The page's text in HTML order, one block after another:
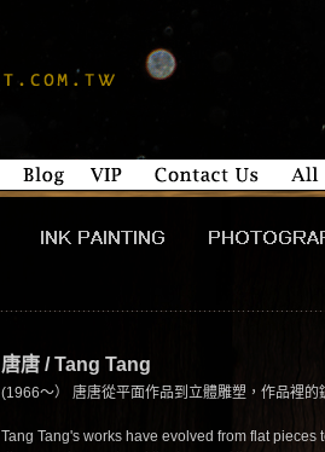
唐唐 / Tang Tang
(1966～） 唐唐從平面作品到立體雕塑，作品裡
Tang Tang's works have evolved from flat